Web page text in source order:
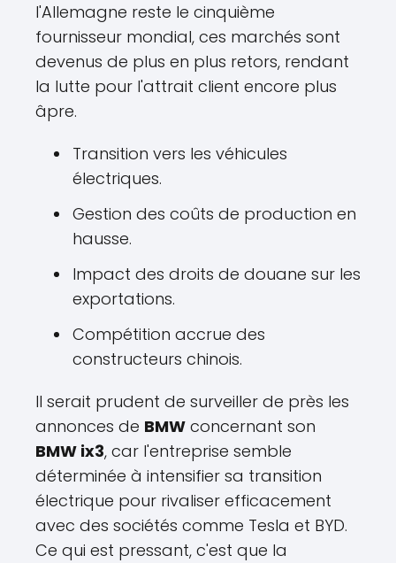
l'Allemagne reste le cinquième
fournisseur mondial, ces marchés sont
devenus de plus en plus retors, rendant
la lutte pour l'attrait client encore plus
âpre.
Transition vers les véhicules
électriques.
Gestion des coûts de production en
hausse.
Impact des droits de douane sur les
exportations.
Compétition accrue des
constructeurs chinois.
Il serait prudent de surveiller de près les
annonces de BMW concernant son
BMW ix3, car l'entreprise semble
déterminée à intensifier sa transition
électrique pour rivaliser efficacement
avec des sociétés comme Tesla et BYD.
Ce qui est pressant, c'est que la